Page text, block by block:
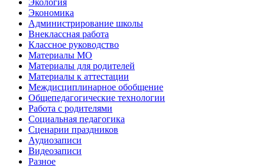
Экономика
Администрирование школы
Внеклассная работа
Классное руководство
Материалы МО
Материалы для родителей
Материалы к аттестации
Междисциплинарное обобщение
Общепедагогические технологии
Работа с родителями
Социальная педагогика
Сценарии праздников
Аудиозаписи
Видеозаписи
Разное